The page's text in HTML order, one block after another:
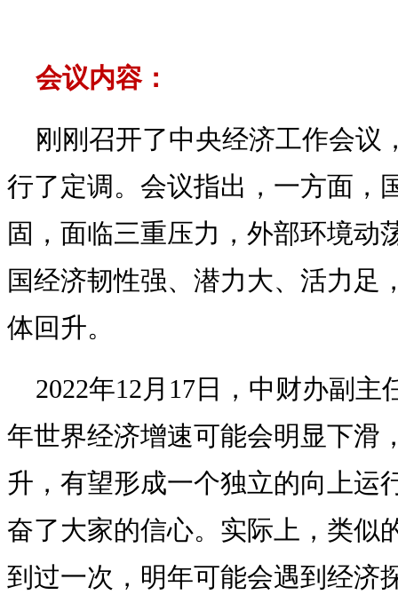
会议内容：
刚刚召开了中央经济工作会议
行了定调。会议指出，一方面，
固，面临三重压力，外部环境动
国经济韧性强、潜力大、活力足
体回升。
2022年12月17日，中财办副
年世界经济增速可能会明显下滑
升，有望形成一个独立的向上运
奋了大家的信心。实际上，类似
到过一次，明年可能会遇到经济